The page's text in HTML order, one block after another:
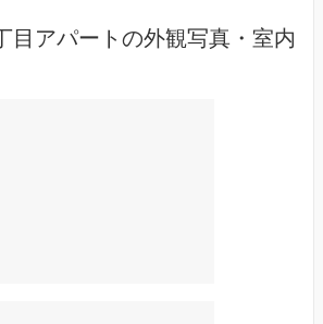
目アパートの外観写真・室内